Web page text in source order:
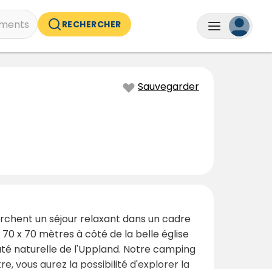
RECHERCHER
Sauvegarder
un séjour relaxant dans un cadre
x 70 mètres à côté de la belle église
naturelle de l'Uppland. Notre camping
vous aurez la possibilité d'explorer la